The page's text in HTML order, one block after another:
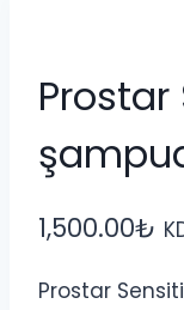
Prostar
1,500.00₺
Prostar